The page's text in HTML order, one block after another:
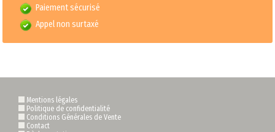
Paiement sécurisé
Appel non surtaxé
Mentions légales
Politique de confidentialité
Conditions Générales de Vente
Contact